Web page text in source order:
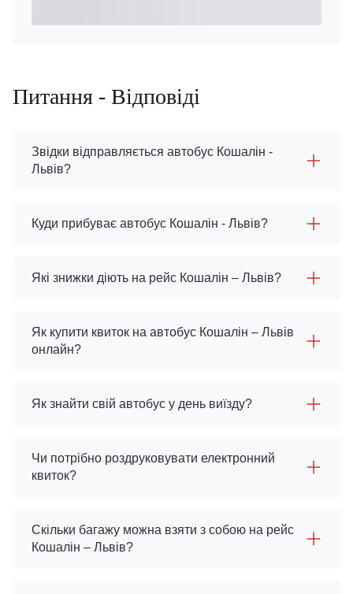
Питання - Відповіді
Звідки відправляється автобус Кошалін -
Львів?
Куди прибуває автобус Кошалін - Львів?
Які знижки діють на рейс Кошалін – Львів?
Як купити квиток на автобус Кошалін – Львів
онлайн?
Як знайти свій автобус у день виїзду?
Чи потрібно роздруковувати електронний
квиток?
Скільки багажу можна взяти з собою на рейс
Кошалін – Львів?